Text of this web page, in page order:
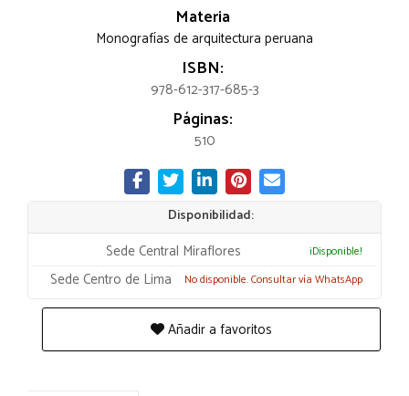
Materia
Monografías de arquitectura peruana
ISBN:
978-612-317-685-3
Páginas:
510
Disponibilidad:
Sede Central Miraflores ¡Disponible!
Sede Centro de Lima No disponible. Consultar vía WhatsApp
Añadir a favoritos